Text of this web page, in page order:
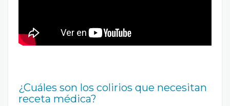
¿Cuáles son los colirios que necesitan
receta médica?